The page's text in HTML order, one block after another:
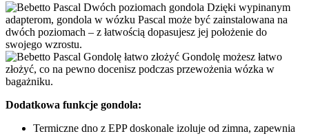
Dwóch poziomach gondola Dzięki wypinanym
adapterom, gondola w wózku Pascal może być zainstalowana na
dwóch poziomach – z łatwością dopasujesz jej położenie do
swojego wzrostu.
Gondolę łatwo złożyć Gondolę możesz łatwo
złożyć, co na pewno docenisz podczas przewożenia wózka w
bagażniku.
Dodatkowa funkcje gondola:
Termiczne dno z EPP doskonale izoluje od zimna, zapewnia